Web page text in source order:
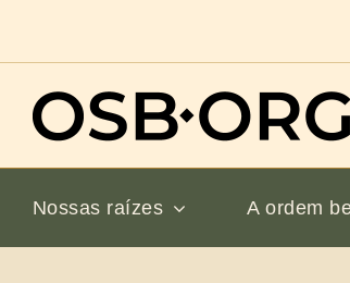
conteúdo
Nossas raízes A ordem